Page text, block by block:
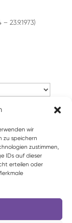
wir
zu speichern
zustimmen,
IDs auf dieser
erteilen oder
23.9.1973)
Suchen